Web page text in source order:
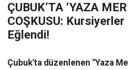
ÇUBUK’TA ‘YAZA
COŞKUSU:
Eğlendi!
Çubuk'ta düzenlenen "Yaza